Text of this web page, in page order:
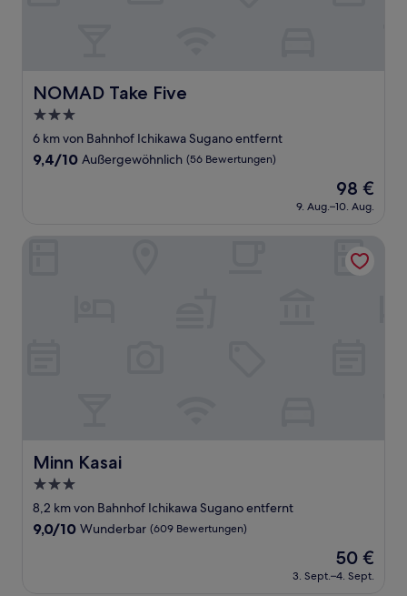
NOMAD Take Five
NOMAD Take Five
3.0-
Sterne-
Unterkunft
6 km von Bahnhof Ichikawa Sugano entfernt
9.4
Bewertungen)
9,4/10 Außergewöhnlich (56 Bewertungen)
Der
Preis
beträgt
98 €
9. Aug.–10. Aug.
Minn Kasai
Minn Kasai
3.0-
Sterne-
Unterkunft
8,2 km von Bahnhof Ichikawa Sugano entfernt
9.0
9,0/10 Wunderbar (609 Bewertungen)
Der
Preis
beträgt
50 €
3. Sept.–4. Sept.